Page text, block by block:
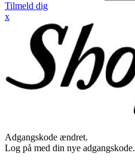
Tilmeld dig
x
Adgangskode ændret.
Log på med din nye adgangskode.